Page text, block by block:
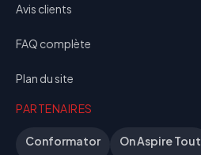
Avis clients
FAQ complète
Plan du site
PARTENAIRES
Conformator On Aspire Tout